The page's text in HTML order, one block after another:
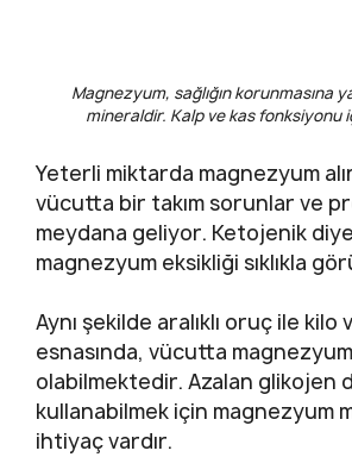
Magnezyum, sağlığın korunmasına
mineraldir. Kalp ve kas fonksiyonu
Yeterli miktarda magnezyum
vücutta bir takım sorunlar ve
meydana geliyor. Ketojenik
magnezyum eksikliği sıklıkla
Aynı şekilde aralıklı oruç ile kilo
esnasında, vücutta
olabilmektedir. Azalan glikojen
kullanabilmek için magnezyum
ihtiyaç vardır.